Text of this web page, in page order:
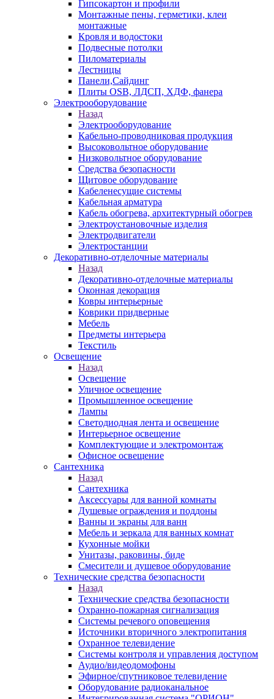
Гипсокартон и профили
Монтажные пены, герметики, клеи
монтажные
Кровля и водостоки
Подвесные потолки
Пиломатериалы
Лестницы
Панели,Сайдинг
Плиты OSB, ЛДСП, ХДФ, фанера
Электрооборудование
Назад
Электрооборудование
Кабельно-проводниковая продукция
Высоковольтное оборудование
Низковольтное оборудование
Средства безопасности
Щитовое оборудование
Кабеленесущие системы
Кабельная арматура
Кабель обогрева, архитектурный обогрев
Электроустановочные изделия
Электродвигатели
Электростанции
Декоративно-отделочные материалы
Назад
Декоративно-отделочные материалы
Оконная декорация
Ковры интерьерные
Коврики придверные
Мебель
Предметы интерьера
Текстиль
Освещение
Назад
Освещение
Уличное освещение
Промышленное освещение
Лампы
Светодиодная лента и освещение
Интерьерное освещение
Комплектующие и электромонтаж
Офисное освещение
Сантехника
Назад
Сантехника
Аксессуары для ванной комнаты
Душевые ограждения и поддоны
Ванны и экраны для ванн
Мебель и зеркала для ванных комнат
Кухонные мойки
Унитазы, раковины, биде
Смесители и душевое оборудование
Технические средства безопасности
Назад
Технические средства безопасности
Охранно-пожарная сигнализация
Системы речевого оповещения
Источники вторичного электропитания
Охранное телевидение
Системы контроля и управления доступом
Аудио/видеодомофоны
Эфирное/спутниковое телевидение
Оборудование радиоканальное